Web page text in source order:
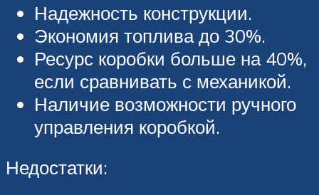
Надежность конструкции.
Экономия топлива до 30%.
Ресурс коробки больше на 40%,
если сравнивать с механикой.
Наличие возможности ручного
управления коробкой.
Недостатки: